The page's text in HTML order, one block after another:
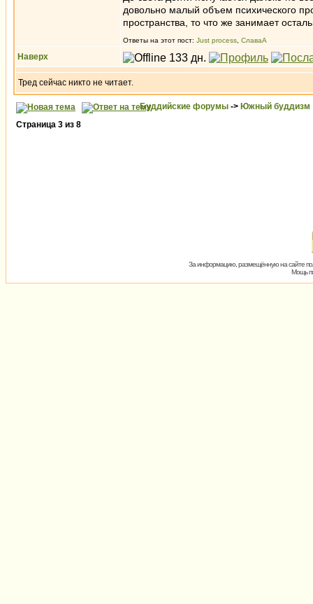
довольно малый объем психического
пространства, то что же занимает
Ответы на этот пост: Just process СлаваА
Наверх
Тред сейчас никто не читает.
Буддийские форумы -> Южный буддизм
Страница 3 из 8
За информацию, размещённую на сайте
Мощь